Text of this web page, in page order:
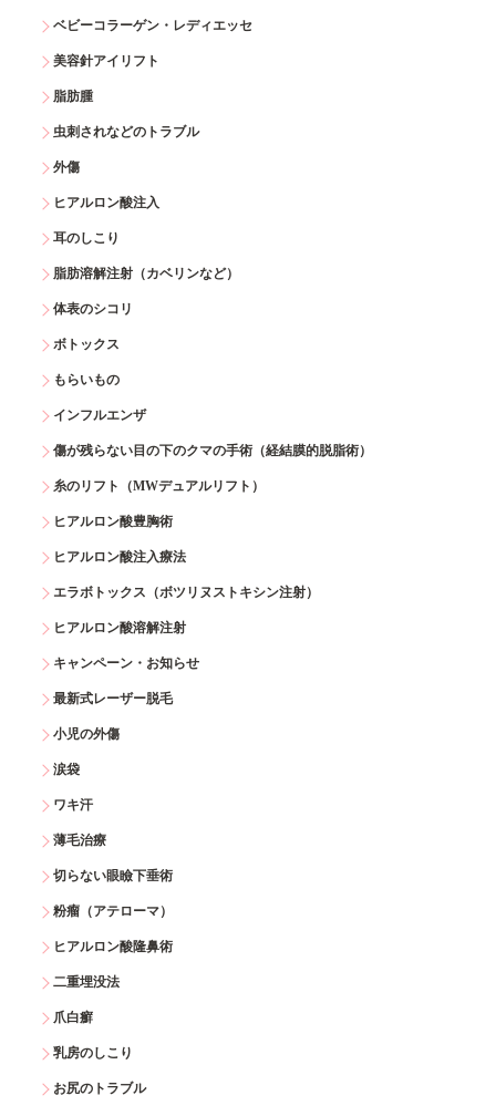
ベビーコラーゲン・レディエッセ
美容針アイリフト
脂肪腫
虫刺されなどのトラブル
外傷
ヒアルロン酸注入
耳のしこり
脂肪溶解注射（カベリンなど）
体表のシコリ
ボトックス
もらいもの
インフルエンザ
傷が残らない目の下のクマの手術（経結膜的脱脂術）
糸のリフト（MWデュアルリフト）
ヒアルロン酸豊胸術
ヒアルロン酸注入療法
エラボトックス（ボツリヌストキシン注射）
ヒアルロン酸溶解注射
キャンペーン・お知らせ
最新式レーザー脱毛
小児の外傷
涙袋
ワキ汗
薄毛治療
切らない眼瞼下垂術
粉瘤（アテローマ）
ヒアルロン酸隆鼻術
二重埋没法
爪白癬
乳房のしこり
お尻のトラブル